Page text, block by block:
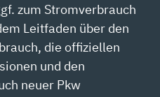
zum Stromverbrauch
Leitfaden über den
die offiziellen
und den
neuer Pkw